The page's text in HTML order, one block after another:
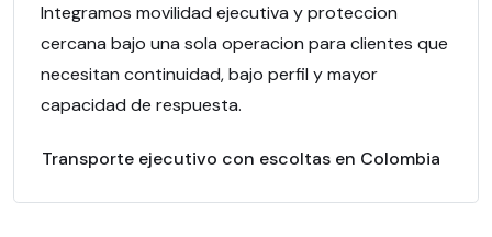
Integramos movilidad ejecutiva y proteccion
cercana bajo una sola operacion para clientes que
necesitan continuidad, bajo perfil y mayor
capacidad de respuesta.
Transporte ejecutivo con escoltas en Colombia